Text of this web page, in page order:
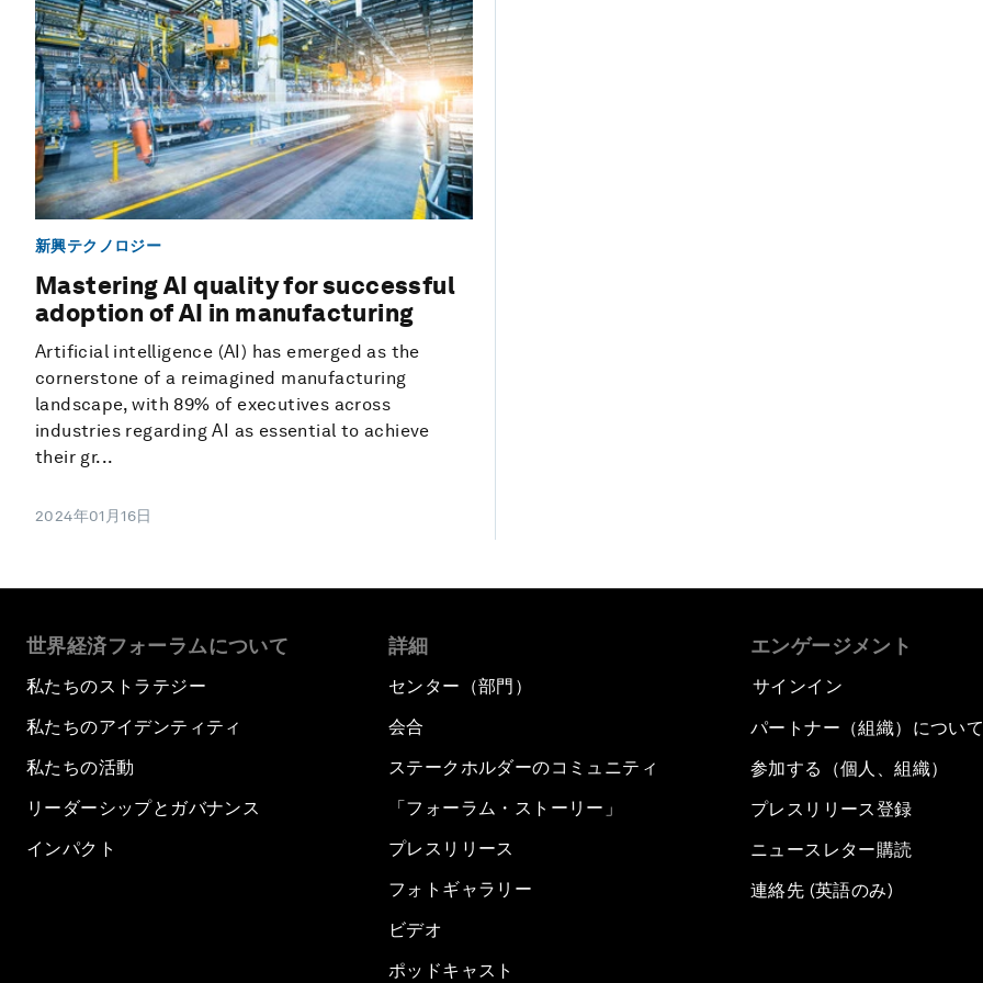
新興テクノロジー
Mastering AI quality for successful
adoption of AI in manufacturing
Artificial intelligence (AI) has emerged as the
cornerstone of a reimagined manufacturing
landscape, with 89% of executives across
industries regarding AI as essential to achieve
their gr...
2024年01月16日
世界経済フォーラムについて
私たちのストラテジー
私たちのアイデンティティ
私たちの活動
リーダーシップとガバナンス
インパクト
詳細
センター（部門）
会合
ステークホルダーのコミュニティ
「フォーラム・ストーリー」
プレスリリース
フォトギャラリー
ビデオ
ポッドキャスト
エンゲージメント
サインイン
パートナー（組織）につい
参加する（個人、組織）
プレスリリース登録
ニュースレター購読
連絡先 (英語のみ)